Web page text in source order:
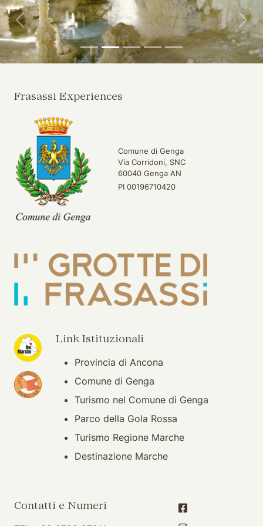
Indietro
Frasassi Experiences
Comune di Genga
Via Corridoni, SNC
60040 Genga AN
PI 00196710420
(apertura su nuova finestra)
(apertura su nuova finestra)
Link Istituzionali
Provincia di Ancona
Comune di Genga
Turismo nel Comune di Genga
Parco della Gola Rossa
Turismo Regione Marche
Destinazione Marche
Contatti e Numeri